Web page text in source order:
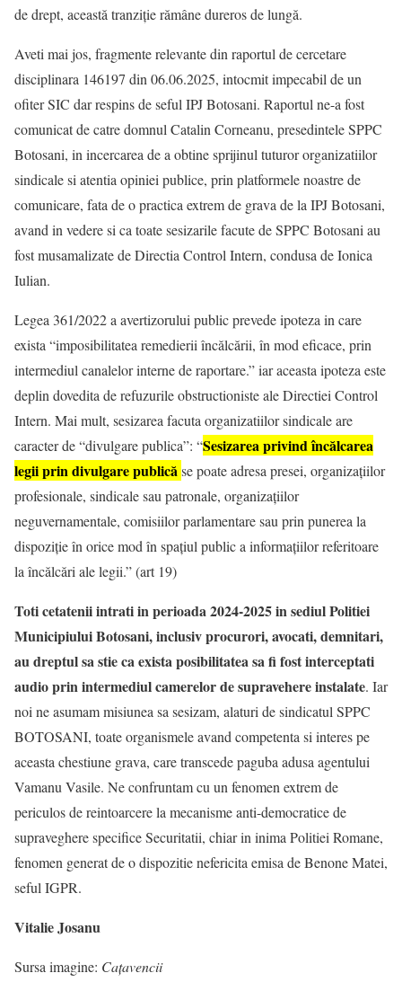
de drept, această tranziție rămâne dureros de lungă.
Aveti mai jos, fragmente relevante din raportul de cercetare
disciplinara 146197 din 06.06.2025, intocmit impecabil de un
ofiter SIC dar respins de seful IPJ Botosani. Raportul ne-a fost
comunicat de catre domnul Catalin Corneanu, presedintele SPPC
Botosani, in incercarea de a obtine sprijinul tuturor organizatiilor
sindicale si atentia opiniei publice, prin platformele noastre de
comunicare, fata de o practica extrem de grava de la IPJ Botosani,
avand in vedere si ca toate sesizarile facute de SPPC Botosani au
fost musamalizate de Directia Control Intern, condusa de Ionica
Iulian.
Legea 361/2022 a avertizorului public prevede ipoteza in care
exista “imposibilitatea remedierii încălcării, în mod eficace, prin
intermediul canalelor interne de raportare.” iar aceasta ipoteza este
deplin dovedita de refuzurile obstructioniste ale Directiei Control
Intern. Mai mult, sesizarea facuta organizatiilor sindicale are
caracter de “divulgare publica”: “Sesizarea privind încălcarea
legii prindivulgarepublicăse poate adresa presei, organizațiilor
profesionale, sindicale sau patronale, organizațiilor
neguvernamentale, comisiilor parlamentare sau prin punerea la
dispoziție în orice mod în spațiul public a informațiilor referitoare
la încălcări ale legii.” (art 19)
Toti cetatenii intrati in perioada 2024-2025 in sediul Politiei
Municipiului Botosani, inclusiv procurori, avocati, demnitari,
au dreptul sa stie ca exista posibilitatea sa fi fost interceptati
audio prin intermediul camerelor de supravehere instalate. Iar
noi ne asumam misiunea sa sesizam, alaturi de sindicatul SPPC
BOTOSANI, toate organismele avand competenta si interes pe
aceasta chestiune grava, care transcede paguba adusa agentului
Vamanu Vasile. Ne confruntam cu un fenomen extrem de
periculos de reintoarcere la mecanisme anti-democratice de
supraveghere specifice Securitatii, chiar in inima Politiei Romane,
fenomen generat de o dispozitie nefericita emisa de Benone Matei,
seful IGPR.
Vitalie Josanu
Sursa imagine: Cațavencii